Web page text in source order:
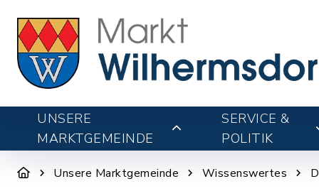
UNSERE
MARKTGEMEINDE
SERVICE &
POLITIK
Unsere Marktgemeinde Wissenswertes